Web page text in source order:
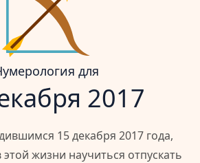
Гороскоп
Календарь
для
2017
15 декабря 2017 года,
жизни научиться отпускать